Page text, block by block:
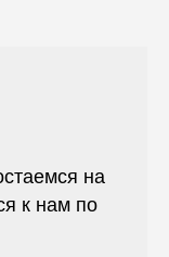
на
к нам по